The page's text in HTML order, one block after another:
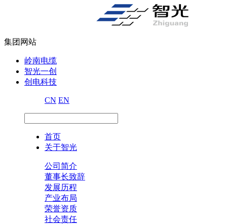
集团网站
岭南电缆
智光一创
创电科技
CN EN
首页
关于智光
公司简介
董事长致辞
发展历程
产业布局
荣誉资质
社会责任